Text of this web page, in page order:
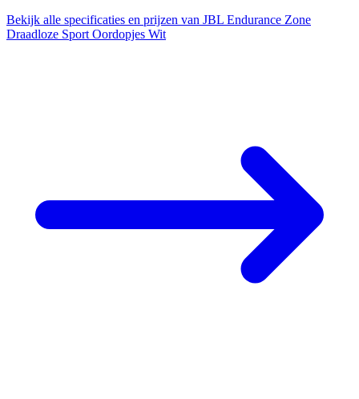
Bekijk alle specificaties en prijzen van JBL Endurance Zone
Draadloze Sport Oordopjes Wit